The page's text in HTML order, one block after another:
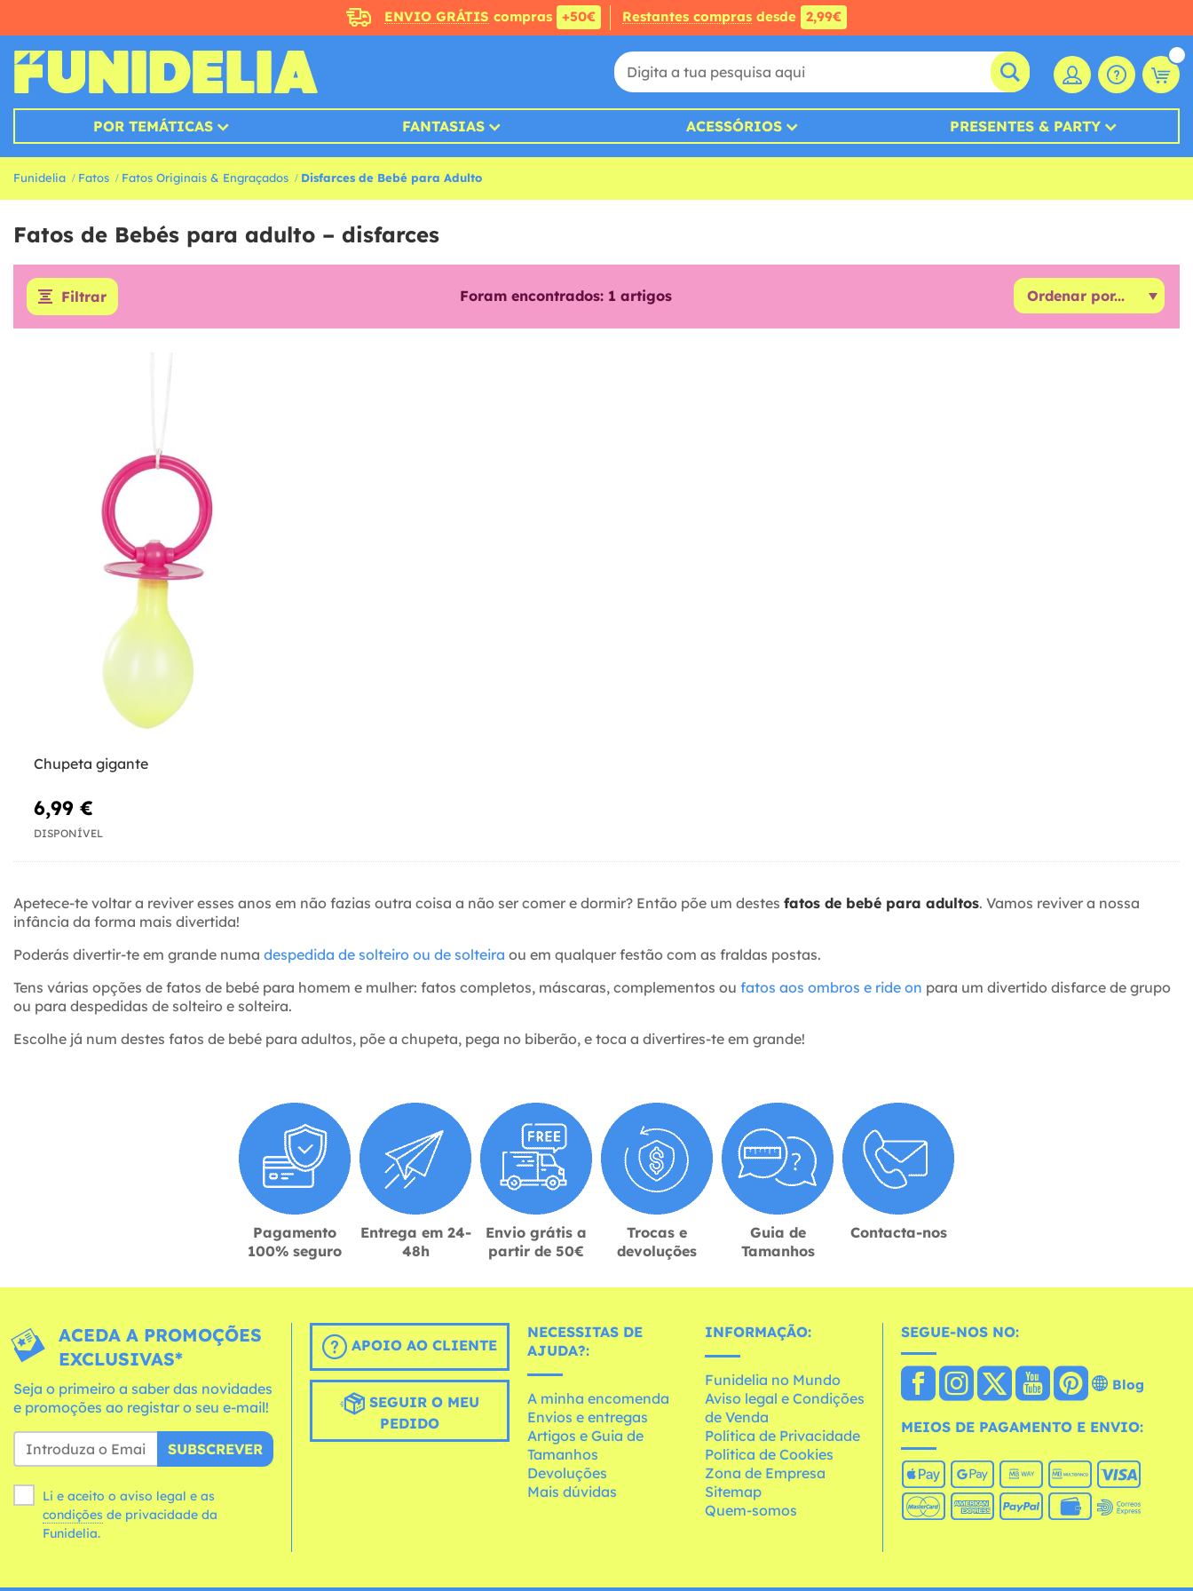
ENVIO GRÁTIS compras +50€ Restantes compras desde 2,99€
POR TEMÁTICAS FANTASIAS ACESSÓRIOS PRESENTES & PARTY
Funidelia Fatos Fatos Originais & Engraçados Disfarces de Bebé para Adulto
Fatos de Bebés para adulto – disfarces
Filtrar Foram encontrados: 1 artigos
Chupeta gigante
6,99 €
DISPONÍVEL
Apetece-te voltar a reviver esses anos em não fazias outra coisa a não ser comer e dormir? Então põe um destes fatos de bebé para adultos. Vamos reviver a nossa
infância da forma mais divertida!
Poderás divertir-te em grande numa despedida de solteiro ou de solteira ou em qualquer festão com as fraldas postas.
Tens várias opções de fatos de bebé para homem e mulher: fatos completos, máscaras, complementos ou fatos aos ombros e ride on para um divertido disfarce de grupo
ou para despedidas de solteiro e solteira.
Escolhe já num destes fatos de bebé para adultos, põe a chupeta, pega no biberão, e toca a divertires-te em grande!
Pagamento
100% seguro
Entrega em 24-
48h
Envio grátis a
partir de 50€
Trocas e
devoluções
Guia de
Tamanhos
Contacta-nos
ACEDA A PROMOÇÕES
EXCLUSIVAS*
Seja o primeiro a saber das novidades
e promoções ao registar o seu e-mail!
SUBSCREVER
Li e aceito o aviso legal e as
condições
Funidelia.
APOIO AO CLIENTE
SEGUIR O MEU
PEDIDO
NECESSITAS DE
AJUDA?:
A minha encomenda
Envios e entregas
Artigos e Guia de
Tamanhos
Devoluções
Mais dúvidas
INFORMAÇÃO:
Funidelia no Mundo
Aviso legal e Condições
de Venda
Política de Privacidade
Política de Cookies
Zona de Empresa
Sitemap
Quem-somos
SEGUE-NOS NO:
Blog
MEIOS DE PAGAMENTO E ENVIO: